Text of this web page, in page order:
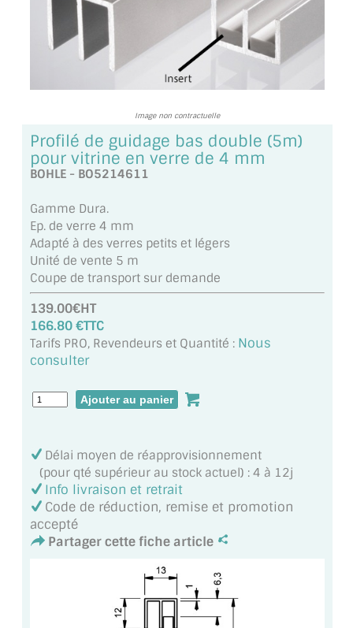
INSPIRATIONS ET NOUVEAUTÉS
AMBIANCE LAITON BROSSÉ
MIROIRS VIEILLIS AMBIANCE BRASSERIE
MIROIR SUR MESURE
MIROIR VIEILLI
MIROIR DÉCORATIF DE COULEUR
LOTS DE MIROIRS EN MOZAÏQUE
MIROIR POUR PORTE
MIROIR DE SALLE DE BAIN
MIROIR PAROI DE DOUCHE
MIROIR POUR SALLE DE SPORT
MIROIR POUR SALLE DE DANSE
MIROIR TV
VERRE SUR MESURE
VERRE EXTRACLAIR
VERRE TREMPÉ (SÉCURIT)
PAROI DE DOUCHE
Image non contractuelle
Profilé de guidage bas double (5m)
pour vitrine en verre de 4 mm
BOHLE - BO5214611
Gamme Dura.
Ep. de verre 4 mm
Adapté à des verres petits et légers
Unité de vente 5 m
Coupe de transport sur demande
139.00€HT
166.80 €TTC
Tarifs PRO, Revendeurs et Quantité : Nous
consulter
Délai moyen de réapprovisionnement
(pour qté supérieur au stock actuel) : 4 à 12j
Info livraison et retrait
Code de réduction, remise et promotion
accepté
Partager cette fiche article